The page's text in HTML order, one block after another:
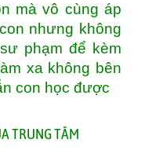
mà vô cùng áp
nhưng không
phạm để kèm
xa không bên
con học được
TRUNG TÂM